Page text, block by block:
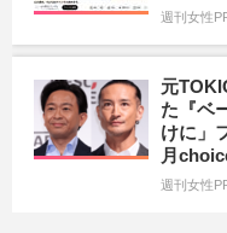
週刊女性
元
た『ベ
けに」
月
週刊女性